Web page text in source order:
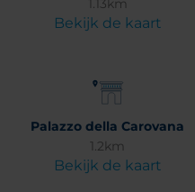
1.13km
Bekijk de kaart
Palazzo della Carovana
1.2km
Bekijk de kaart